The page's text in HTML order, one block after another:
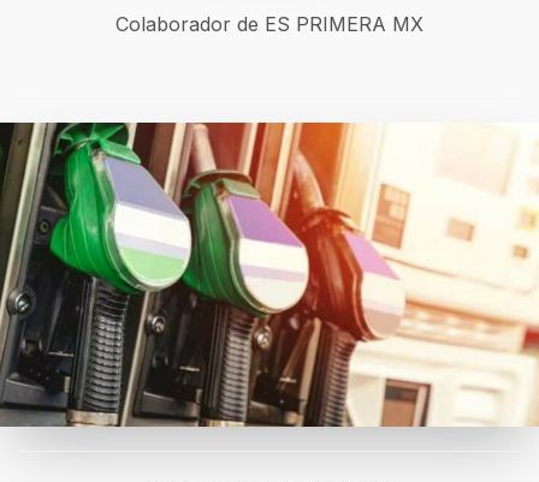
Colaborador de ES PRIMERA MX